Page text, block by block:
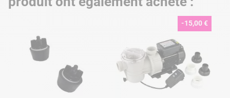
-15,00 €